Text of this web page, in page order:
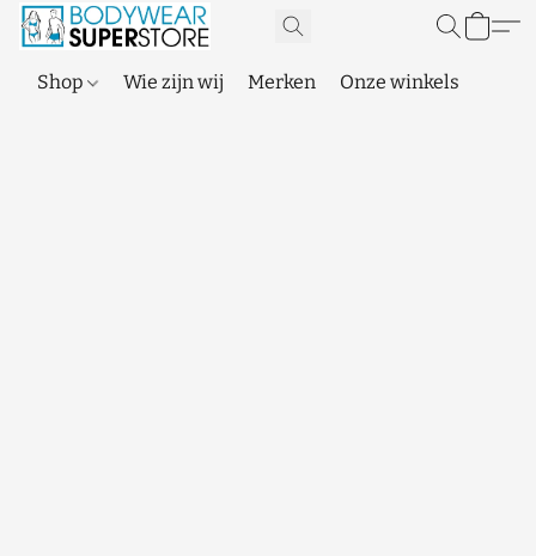
Shop Wie zijn wij Merken Onze winkels